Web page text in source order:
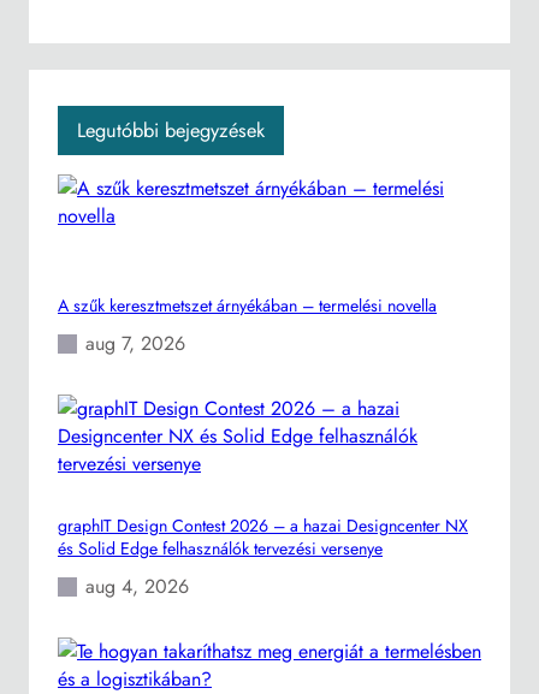
h
Legutóbbi bejegyzések
A szűk keresztmetszet árnyékában – termelési novella
aug 7, 2026
graphIT Design Contest 2026 – a hazai Designcenter NX
és Solid Edge felhasználók tervezési versenye
aug 4, 2026